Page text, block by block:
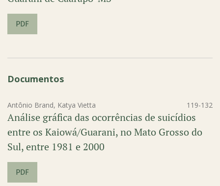
PDF
Documentos
Antônio Brand, Katya Vietta 119-132
Análise gráfica das ocorrências de suicídios
entre os Kaiowá/Guarani, no Mato Grosso do
Sul, entre 1981 e 2000
PDF